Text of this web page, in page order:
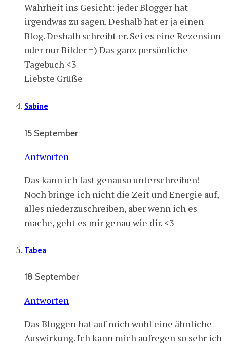
Wahrheit ins Gesicht: jeder Blogger hat
irgendwas zu sagen. Deshalb hat er ja einen
Blog. Deshalb schreibt er. Sei es eine Rezension
oder nur Bilder =) Das ganz persönliche
Tagebuch <3
Liebste Grüße
Sabine
15 September
Antworten
Das kann ich fast genauso unterschreiben!
Noch bringe ich nicht die Zeit und Energie auf,
alles niederzuschreiben, aber wenn ich es
mache, geht es mir genau wie dir. <3
Tabea
18 September
Antworten
Das Bloggen hat auf mich wohl eine ähnliche
Auswirkung. Ich kann mich aufregen so sehr ich